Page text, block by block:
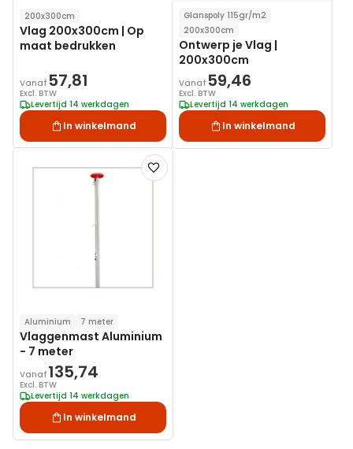
200x300cm
Vlag 200x300cm | Op
maat bedrukken
Vanaf 57,81
Excl. BTW
Levertijd 14 werkdagen
In winkelmand
Glanspoly 115gr/m2
200x300cm
Ontwerp je Vlag |
200x300cm
Vanaf 59,46
Excl. BTW
Levertijd 14 werkdagen
In winkelmand
Voeg
toe
Aluminium 7 meter
Vlaggenmast Aluminium
- 7 meter
Vanaf 135,74
Excl. BTW
Levertijd 14 werkdagen
In winkelmand